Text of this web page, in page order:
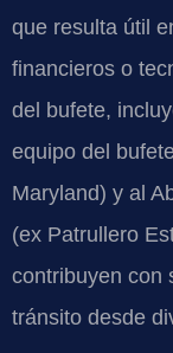
que resulta útil
financieros o
del bufete,
equipo del
Maryland) y al
(ex Patrullero
contribuyen con
tránsito desde